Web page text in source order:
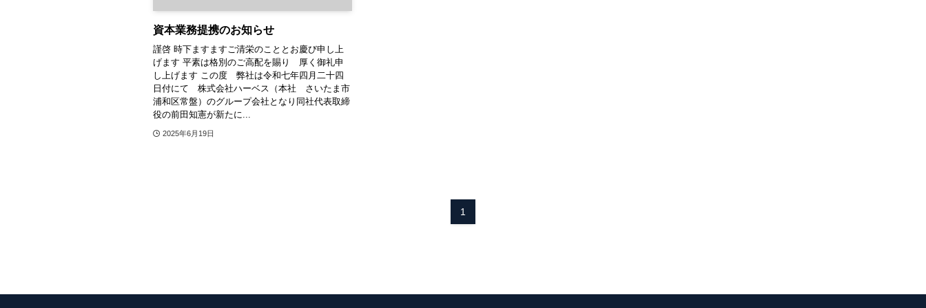
資本業務提携のお知らせ
謹啓 時下ますますご清栄のこととお慶び申し上
げます 平素は格別のご高配を賜り 厚く御礼申
し上げます この度 弊社は令和七年四月二十四
日付にて 株式会社ハーベス（本社 さいたま市
浦和区常盤）のグループ会社となり同社代表取締
役の前田知憲が新たに...
2025年6月19日
1